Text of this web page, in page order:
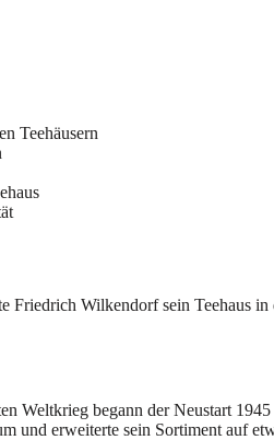
Teehäusern
Wilkendorf sein Teehaus
Weltkrieg begann der Neustart
und erweiterte sein Sortiment auf